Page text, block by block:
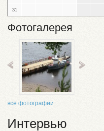
31
Фотогалерея
все фотографии
Интервью